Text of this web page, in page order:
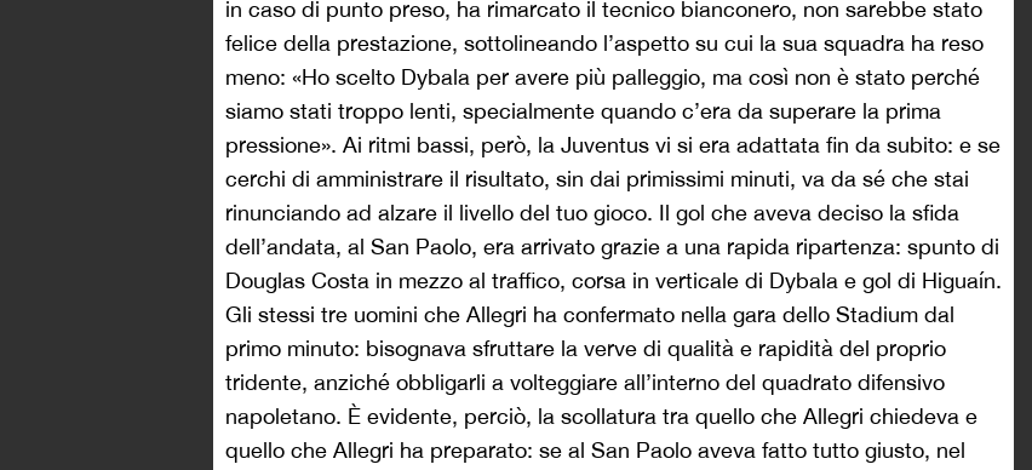
in caso di punto preso, ha rimarcato il tecnico bianconero, non sarebbe stato
felice della prestazione, sottolineando l’aspetto su cui la sua squadra ha reso
meno: «Ho scelto Dybala per avere più palleggio, ma così non è stato perché
siamo stati troppo lenti, specialmente quando c’era da superare la prima
pressione». Ai ritmi bassi, però, la Juventus vi si era adattata fin da subito: e se
cerchi di amministrare il risultato, sin dai primissimi minuti, va da sé che stai
rinunciando ad alzare il livello del tuo gioco. Il gol che aveva deciso la sfida
dell’andata, al San Paolo, era arrivato grazie a una rapida ripartenza: spunto di
Douglas Costa in mezzo al traffico, corsa in verticale di Dybala e gol di Higuaín.
Gli stessi tre uomini che Allegri ha confermato nella gara dello Stadium dal
primo minuto: bisognava sfruttare la verve di qualità e rapidità del proprio
tridente, anziché obbligarli a volteggiare all’interno del quadrato difensivo
napoletano. È evidente, perciò, la scollatura tra quello che Allegri chiedeva e
quello che Allegri ha preparato: se al San Paolo aveva fatto tutto giusto, nel